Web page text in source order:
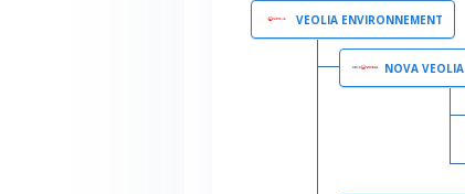
VEOLIA ENVIRONNEMENT
NOVA VEOLIA